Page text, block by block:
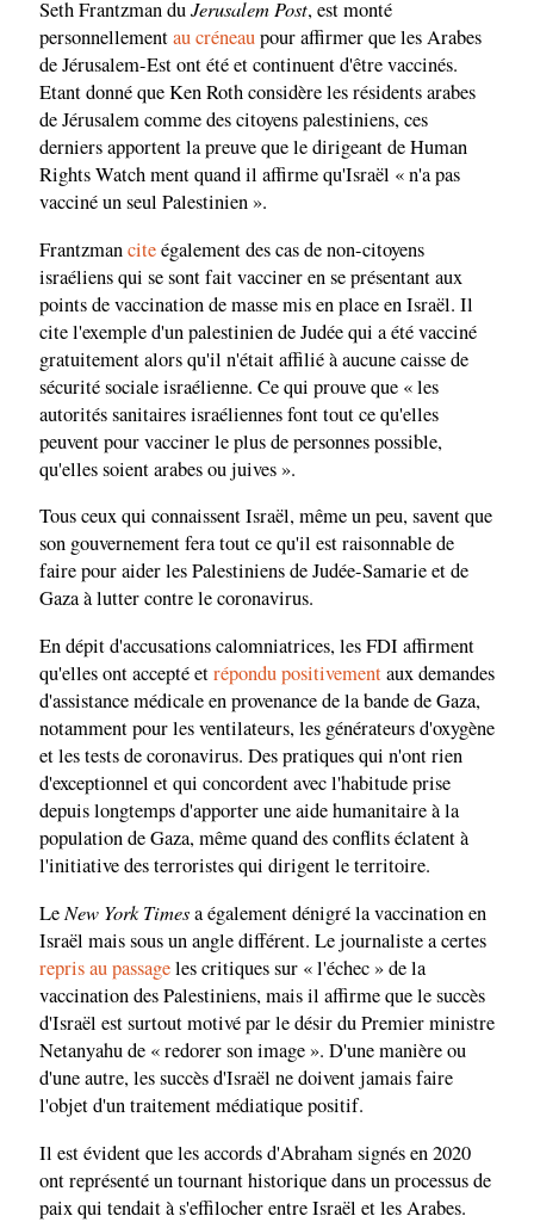
Seth Frantzman duJerusalem Post, est monté
personnellementau créneaupour affirmer que les Arabes
de Jérusalem-Est ont été et continuent d'être vaccinés.
Etant donné que Ken Roth considère les résidents arabes
de Jérusalem comme des citoyens palestiniens, ces
derniers apportent la preuve que le dirigeant de Human
Rights Watch ment quand il affirme qu'Israël « n'a pas
vacciné un seul Palestinien ».
Frantzmanciteégalement des cas de non-citoyens
israéliens qui se sont fait vacciner en se présentant aux
points de vaccination de masse mis en place en Israël. Il
cite l'exemple d'un palestinien de Judée qui a été vacciné
gratuitement alors qu'il n'était affilié à aucune caisse de
sécurité sociale israélienne. Ce qui prouve que « les
autorités sanitaires israéliennes font tout ce qu'elles
peuvent pour vacciner le plus de personnes possible,
qu'elles soient arabes ou juives ».
Tous ceux qui connaissent Israël, même un peu, savent que
son gouvernement fera tout ce qu'il est raisonnable de
faire pour aider les Palestiniens de Judée-Samarie et de
Gaza à lutter contre le coronavirus.
En dépit d'accusations calomniatrices, les FDI affirment
qu'elles ont accepté etrépondu positivementaux demandes
d'assistance médicale en provenance de la bande de Gaza,
notamment pour les ventilateurs, les générateurs d'oxygène
et les tests de coronavirus. Des pratiques qui n'ont rien
d'exceptionnel et qui concordent avec l'habitude prise
depuis longtemps d'apporter une aide humanitaire à la
population de Gaza, même quand des conflits éclatent à
l'initiative des terroristes qui dirigent le territoire.
LeNew York Timesa également dénigré la vaccination en
Israël mais sous un angle différent. Le journaliste a certes
repris au passageles critiques sur « l'échec » de la
vaccination des Palestiniens, mais il affirme que le succès
d'Israël est surtout motivé par le désir du Premier ministre
Netanyahu de « redorer son image ». D'une manière ou
d'une autre, les succès d'Israël ne doivent jamais faire
l'objet d'un traitement médiatique positif.
Il est évident que les accords d'Abraham signés en 2020
ont représenté un tournant historique dans un processus de
paix qui tendait à s'effilocher entre Israël et les Arabes.